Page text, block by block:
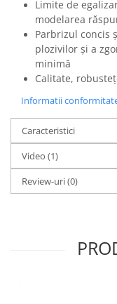
Stative pentru
Limite de
modelarea
Parbrizul concis
plozivilor și a
minimă
Calitate,
Informatii
Caracteristici
Video (1)
Review-uri(0)